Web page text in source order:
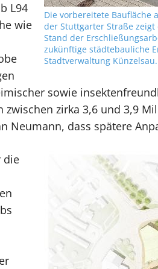
Die vorbereitete Baufläche
der Stuttgarter Straße zeigt
Stand der
zukünftige städtebauliche
Stadtverwaltung Künzelsau.
L94
wie
sowie
zirka 3,6 und 3,9
Neumann, dass spätere
die